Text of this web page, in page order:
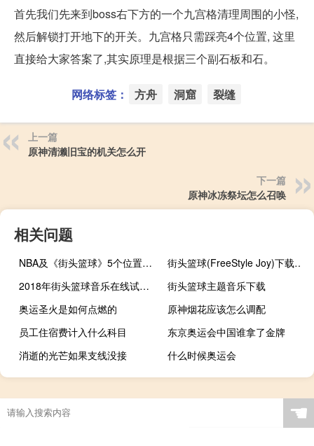
首先我们先来到boss右下方的一个九宫格清理周围的小怪,
然后解锁打开地下的开关。九宫格只需踩亮4个位置, 这里
直接给大家答案了,其实原理是根据三个副石板和石。
网络标签： 方舟 洞窟 裂缝
上一篇
原神清濑旧宝的机关怎么开
下一篇
原神冰冻祭坛怎么召唤
相关问题
NBA及《街头篮球》5个位置的详细介绍
街头篮球(FreeStyle Joy)下载(电脑、安卓和IOS所有版本)
2018年街头篮球音乐在线试听及下载
街头篮球主题音乐下载
奥运圣火是如何点燃的
原神烟花应该怎么调配
员工住宿费计入什么科目
东京奥运会中国谁拿了金牌
消逝的光芒如果支线没接
什么时候奥运会
奥运会篮球比赛几局
奥运会共多少项运动
方舟生存进化零零
原神3.8礼券怎么用 ☚